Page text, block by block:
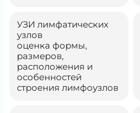
УЗИ лимфатических
узлов
оценка формы,
размеров,
расположения и
особенностей
строения лимфоузлов